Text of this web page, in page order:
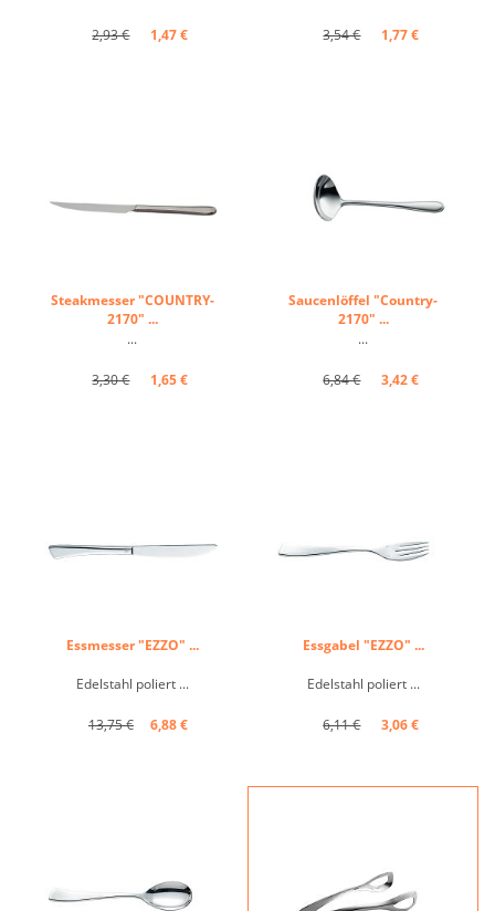
2,93 € 1,47 € 3,54 € 1,77 €
Steakmesser "COUNTRY-
2170" ...
...
3,30 € 1,65 €
Saucenlöffel "Country-
2170" ...
...
6,84 € 3,42 €
Essmesser "EZZO" ...
Edelstahl poliert ...
13,75 € 6,88 €
Essgabel "EZZO" ...
Edelstahl poliert ...
6,11 € 3,06 €